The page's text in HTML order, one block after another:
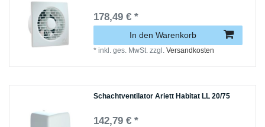
178,49 € *
In den Warenkorb
*inkl. ges. MwSt. zzgl.Versandkosten
Schachtventilator Ariett Habitat LL 20/75
142,79 € *